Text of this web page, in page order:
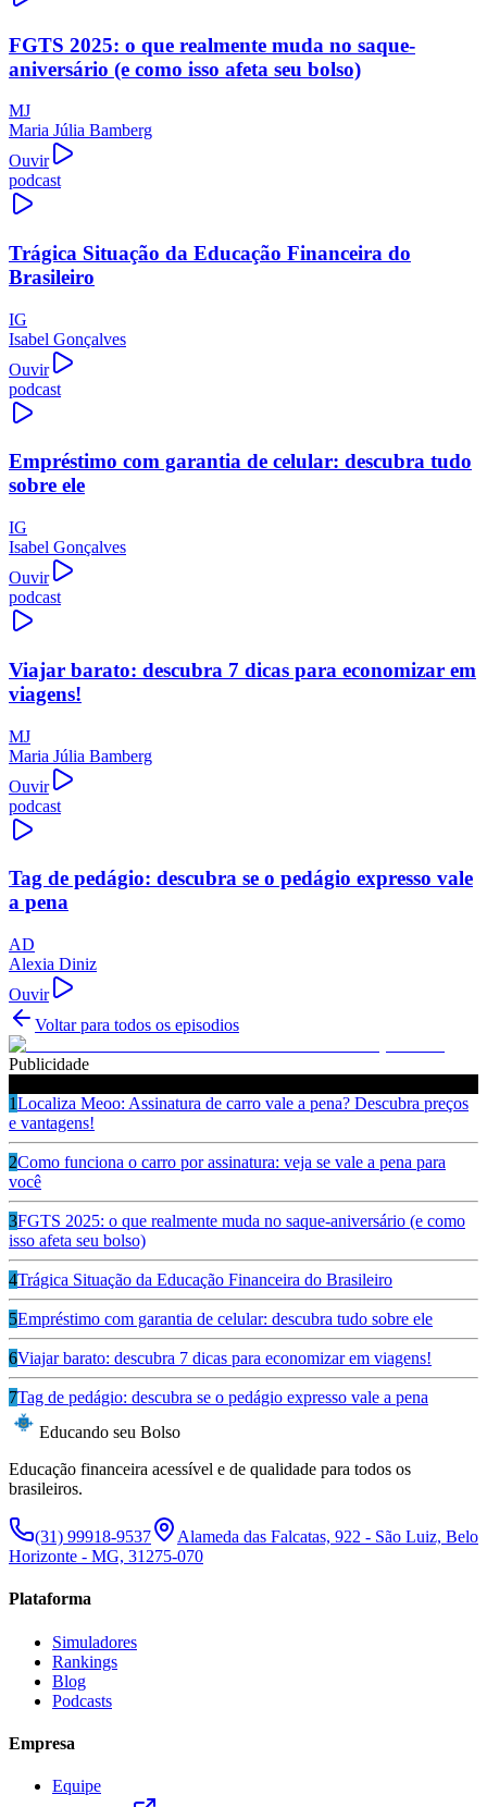
FGTS 2025: o que realmente muda no saque-
aniversário (e como isso afeta seu bolso)
MJ
Maria Júlia Bamberg
Ouvir
podcast
Trágica Situação da Educação Financeira do
Brasileiro
IG
Isabel Gonçalves
Ouvir
podcast
Empréstimo com garantia de celular: descubra tudo
sobre ele
IG
Isabel Gonçalves
Ouvir
podcast
Viajar barato: descubra 7 dicas para economizar em
viagens!
MJ
Maria Júlia Bamberg
Ouvir
podcast
Tag de pedágio: descubra se o pedágio expresso vale
a pena
AD
Alexia Diniz
Ouvir
Voltar para todos os episodios
Publicidade
1Localiza Meoo: Assinatura de carro vale a pena? Descubra preços
e vantagens!
2Como funciona o carro por assinatura: veja se vale a pena para
você
3FGTS 2025: o que realmente muda no saque-aniversário (e como
isso afeta seu bolso)
4Trágica Situação da Educação Financeira do Brasileiro
5Empréstimo com garantia de celular: descubra tudo sobre ele
6Viajar barato: descubra 7 dicas para economizar em viagens!
7Tag de pedágio: descubra se o pedágio expresso vale a pena
Educando seu Bolso
Educação financeira acessível e de qualidade para todos os
brasileiros.
(31) 99918-9537
Alameda das Falcatas, 922 - São Luiz, Belo
Horizonte - MG, 31275-070
Plataforma
Simuladores
Rankings
Blog
Podcasts
Empresa
Equipe